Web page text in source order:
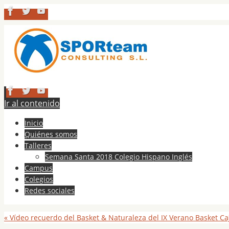
Ir al contenido
Inicio
Quiénes somos
Talleres
Semana Santa 2018 Colegio Hispano Inglés
Campus
Colegios
Redes sociales
« Vídeo recuerdo del Basket & Naturaleza del IX Verano Basket